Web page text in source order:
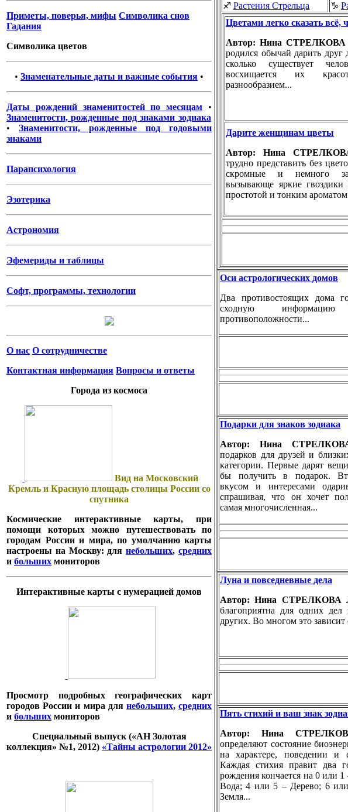
Приметы, поверья, мифы Символика снов
Гадания
Символика цветов
• Знаменательные даты и важные события •
Даты рождений знаменитостей по месяцам
•
Знаменитости, рожденные под знаками зодиака
•
Знаменитости, рожденные под годовыми
знаками
Парапсихология
Эзотерика
Астрономия
Эфемериды и таблицы
Софт, программы, технологии
О нас О сотрудничестве
Контактная информация Вопросы и ответы
Города из космоса
Вид на Московский
Кремль и Красную площадь столицы России со
спутника
Космические интерактивные карты, при
помощи которых можно путешествовать по
городам России и мира, по умолчанию карты
настроены на Москву: длянебольших,средних
и больших мониторов
Интерактивные карты с нумерацией домов
Просмотр подробных географических карт
городов России и мира для небольших,средних
и больших мониторов
Специальный выпуск («АН Золотая
коллекция» №1, 2012) «Тайны астрологии 2012»
♐ Растения Стрельца ♑
Цветами легко сказать всё,
Автор: Нина СТРЕЛКОВА
родился обычай дарить
сколько существует
восхищается их
разнообразием...
Дарите женщинам цветы
Автор: Нина
трудно представить без
скромные и немного
вызывающе яркие гвоздики
простотой и тонким
Оси астрологических домов
Два противостоящих дома
сходную
противоположности...
Подарки для знаков зодиака
Автор: Нина
подарков для друзей и
категории. Первые дарят
бы получить в подарок.
вкусом и интересами
спрашивая, что он хочет
самая многочисленная...
Луна и повседневные дела
Автор: Нина СТРЕЛКОВА
благоприятна для одних дел
других. Во многом это зависит
Пять стихий и ваш знак
Автор: Нина
определяют состояние
на характере, поведении и
Каждая стихия правит два
рождения кончается на 0 или
Вода; 4 или 5 – Дерево; 6
Земля...